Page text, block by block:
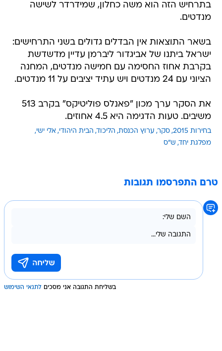
בתרחיש הזה הוא משה כחלון, שמידרדר לשישה
מנדטים.
בשאר התוצאות אין הבדלים גדולים בשני התרחישים:
ישראל ביתנו של אביגדור ליברמן עדיין מדשדשת
בקרבת אחוז החסימה עם חמישה מנדטים, המחנה
הציוני עם 24 מנדטים ויש עתיד יציבים על 11 מנדטים.
את הסקר ערך מכון "פאנלס פוליטיקס" בקרב 513
משיבים. טעות הדגימה היא 4.5 אחוזים.
בחירות 2015 סקר ערוץ הכנסת הליכוד הבית היהודי אלי ישי
מפלגת יחד ש"ס
טרם התפרסמו תגובות
בשליחת התגובה אני מסכים לתנאי השימוש